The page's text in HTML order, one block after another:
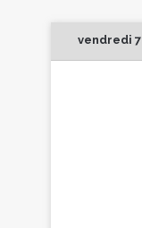
vendredi 7